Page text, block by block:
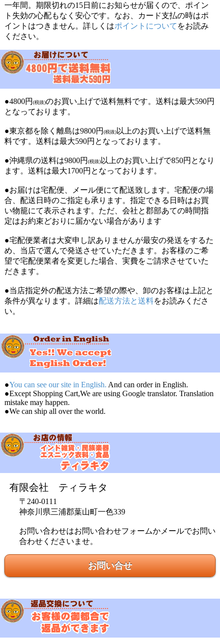
一年間。期限切れの15日前にお知らせが届くので、ポイン
ト失効の心配もなく安心です。なお、カード支払の時はポ
イントはつきません。詳しくはポイントについて をお読み
ください。
●4800円 (税抜)のお買い上げで送料無料です。送料は最大590円
となっております。
●東京都を除く離島は9800円 (税抜)以上のお買い上げで送料無
料です。送料は最大590円となっております。
●沖縄県の送料は9800円 (税抜)以上のお買い上げで850円となり
ます。送料は最大1700円となっております。
●お届けは宅配便、メール便にて配送致します。宅配便の場
合、配送日時のご指定も承ります。指定できる日時はお買
い物籠にて表示されます。ただ、会社と郡部あての時間指
定はお約束どおりに届かない場合があります
●宅配便業者は大変申し訳ありませんが最安の発送をするた
め、当店で選んで発送させていただきます。お客様のご希
望で宅配便業者を変更した場合、実費をご請求させていた
だきます。
●当店指定外の配送方法ご希望の際や、卸のお客様は上記と
条件が異なります。詳細は配送方法と送料をお読みくださ
い。
●You can see our site in English. And can order in English.
●Except Shopping Cart,We are using Google translator. Translation
mistake may happen.
●We can ship all over the world.
有限会社 ティラキタ
〒240-0111
神奈川県三浦郡葉山町一色339
お問い合わせはお問い合わせフォームかメールでお問い
合わせくださいませ。
お問い合せ